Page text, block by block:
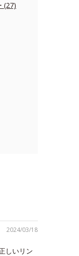
(27)
2024/03/18
しいリン